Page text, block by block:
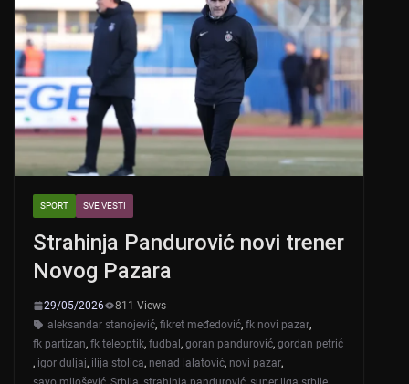
SPORT SVE VESTI
Strahinja Pandurović novi trener
Novog Pazara
29/05/2026
811 Views
aleksandar stanojević, fikret međedović, fk novi pazar,
fk partizan, fk teleoptik, fudbal, goran pandurović, gordan petrić
, igor duljaj, ilija stolica, nenad lalatović, novi pazar,